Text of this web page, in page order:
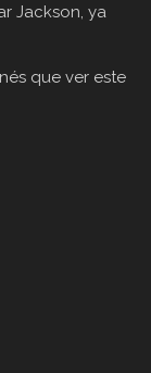
Jackson, ya
que ver este